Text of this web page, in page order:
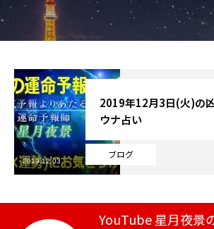
秘伝公開！吉凶カレンダー
記事カテゴリー
ブログ
お知らせ
芸能界
テニス
ブログ
2019年12月3日(火)の
ウナ占い
2019.12.03
YouTube 星月夜景